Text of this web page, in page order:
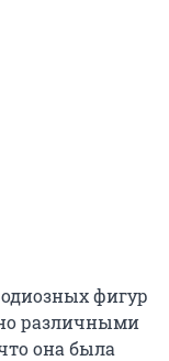
фигур
различными
она была